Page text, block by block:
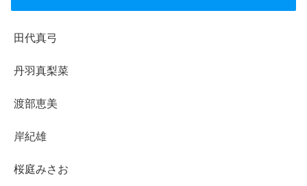
田代真弓
丹羽真梨菜
渡部恵美
岸紀雄
桜庭みさお